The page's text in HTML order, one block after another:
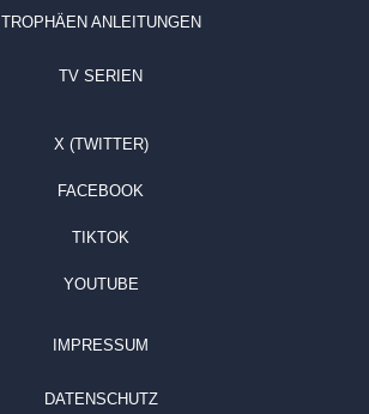
TROPHÄEN ANLEITUNGEN
TV SERIEN
X (TWITTER)
FACEBOOK
TIKTOK
YOUTUBE
IMPRESSUM
DATENSCHUTZ